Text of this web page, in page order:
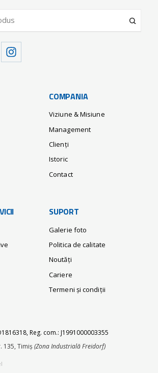
COMPANIA
Viziune & Misiune
Management
Clienți
Istoric
Contact
SUPORT
Galerie foto
Politica de calitate
Noutăți
Cariere
Termeni și condiții
Reg. com.: J1991000003355
135, Timiș(Zona Industrială Freidorf)